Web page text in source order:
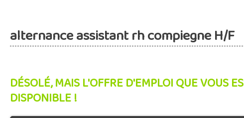
alternance assistant rh compiegne H/F
DÉSOLÉ, MAIS L'OFFRE D'EMPLOI QUE VOUS
DISPONIBLE !